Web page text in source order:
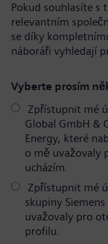
Pokud souhlasíte s
relevantním
se díky
náboráři vyhledají
Vyberte prosím
Zpřístupnit mé
Global GmbH &
Energy, které
o mě uvažovaly
ucházím.
Zpřístupnit mé
skupiny
uvažovaly pro
profilu.